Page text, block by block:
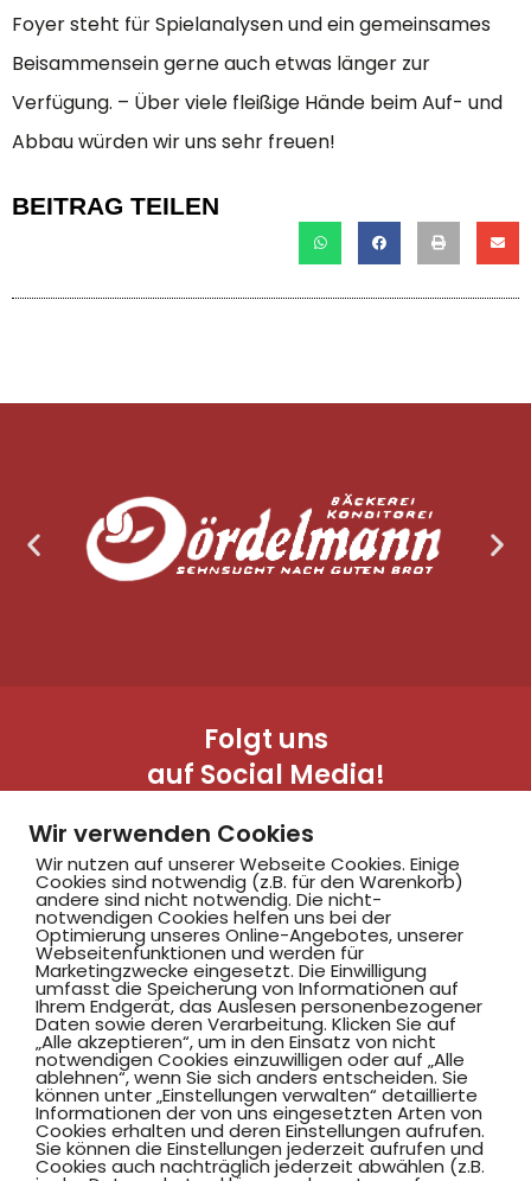
Foyer steht für Spielanalysen und ein gemeinsames
Beisammensein gerne auch etwas länger zur
Verfügung. – Über viele fleißige Hände beim Auf- und
Abbau würden wir uns sehr freuen!
BEITRAG TEILEN
Folgt uns
auf Social Media!
Hammer SportClub 2008
Am Südbad 9,
59069 Hamm
Wir verwenden Cookies
Wir nutzen auf unserer Webseite Cookies. Einige
Cookies sind notwendig (z.B. für den Warenkorb)
andere sind nicht notwendig. Die nicht-
notwendigen Cookies helfen uns bei der
Optimierung unseres Online-Angebotes, unserer
Webseitenfunktionen und werden für
Marketingzwecke eingesetzt. Die Einwilligung
umfasst die Speicherung von Informationen auf
Ihrem Endgerät, das Auslesen personenbezogener
Daten sowie deren Verarbeitung. Klicken Sie auf
„Alle akzeptieren“, um in den Einsatz von nicht
notwendigen Cookies einzuwilligen oder auf „Alle
ablehnen“, wenn Sie sich anders entscheiden. Sie
können unter „Einstellungen verwalten“ detaillierte
Informationen der von uns eingesetzten Arten von
Cookies erhalten und deren Einstellungen aufrufen.
Sie können die Einstellungen jederzeit aufrufen und
Cookies auch nachträglich jederzeit abwählen (z.B.